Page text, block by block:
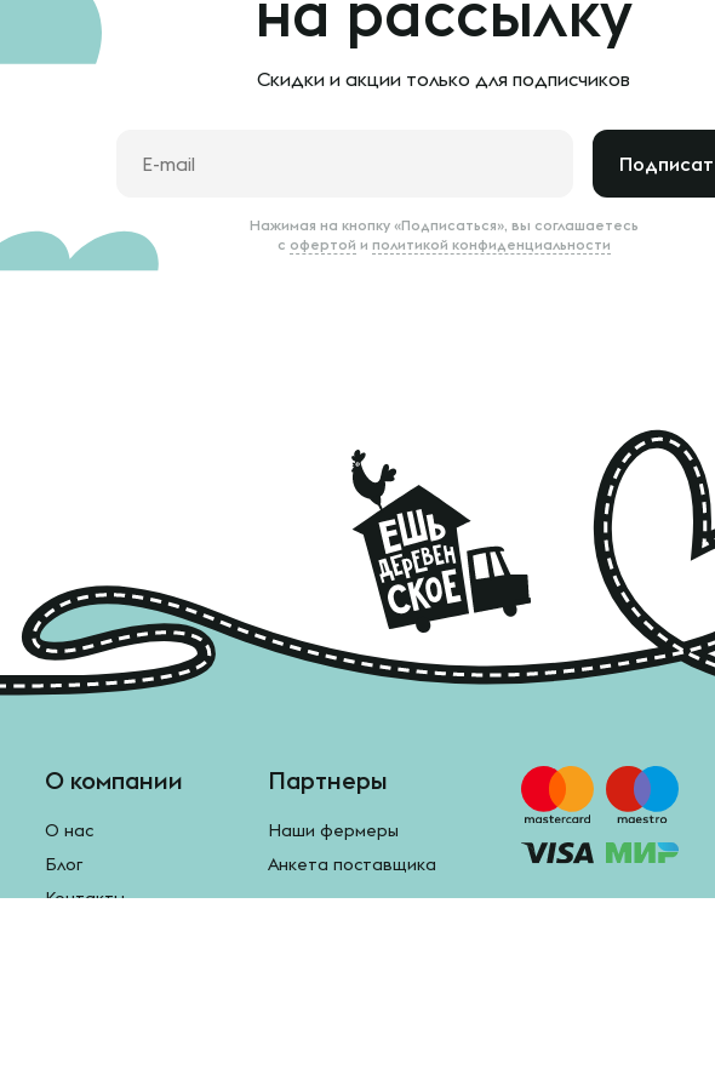
Скидки и акции только для подписчиков
Нажимая на кнопку «Подписаться», вы соглашаетесь
с офертой и политикой конфиденциальности
О компании
О нас
Блог
Контакты
Партнеры
Наши фермеры
Анкета поставщика